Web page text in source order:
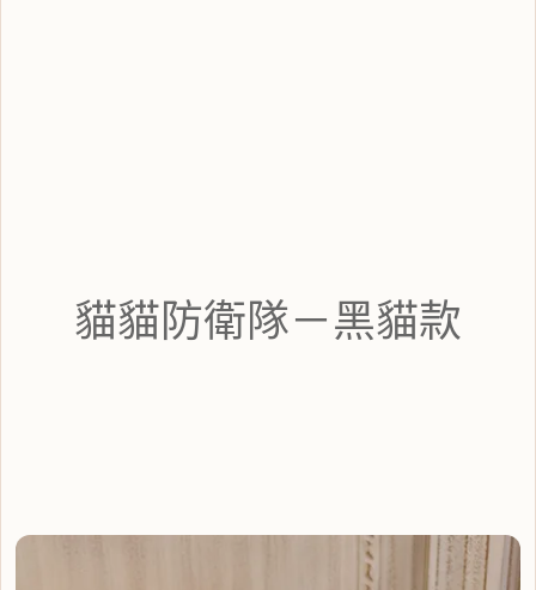
貓貓防衛隊－黑貓款